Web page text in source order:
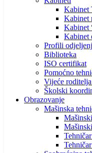
Kabinet
Kabinet
Kabinet
Kabinet
Profili
Biblioteka
ISO certifikat
Pomoćno
Vijeće
Školski
Obrazovanje
Mašinska